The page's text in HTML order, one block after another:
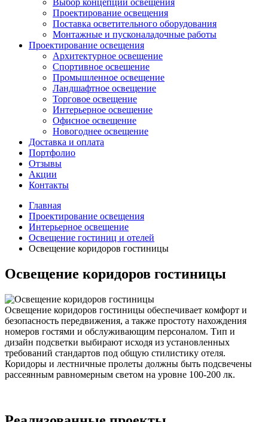
Выбор концепции освещения
Проектирование освещения
Поставка осветительного оборудования
Монтажные и пусконаладочные работы
Проектирование освещения
Архитектурное освещение
Спортивное освещение
Промышленное освещение
Ландшафтное освещение
Торговое освещение
Интерьерное освещение
Офисное освещение
Новогоднее освещение
Доставка и оплата
Портфолио
Отзывы
Акции
Контакты
Главная
Проектирование освещения
Интерьерное освещение
Освещение гостиниц и отелей
Освещение коридоров гостиницы
Освещение коридоров гостиницы
Освещение коридоров гостиницы обеспечивает комфорт и
безопасность передвижения, а также простоту нахождения
номеров гостями и обслуживающим персоналом. Тип и
дизайн подсветки выбирают исходя из установленных
требований стандартов под общую стилистику отеля.
Коридоры и лестничные пролеты должны быть подсвечены
рассеянным равномерным светом на уровне 100-200 лк.